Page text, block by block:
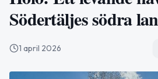
Södertäljes södra
1 april 2026